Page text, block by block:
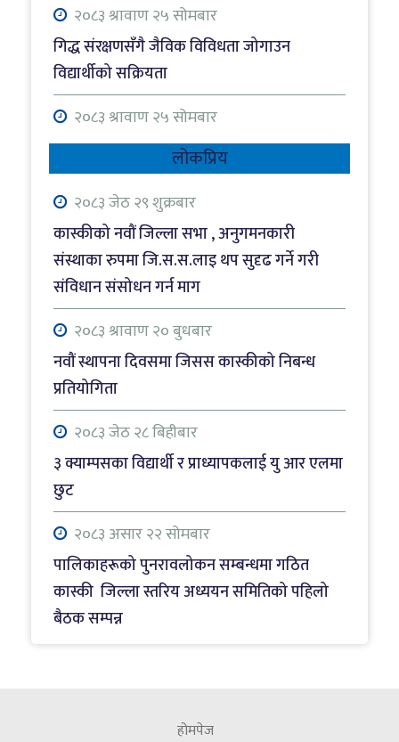
२०८३ श्रावाण २५ सोमबार
गिद्ध संरक्षणसँगै जैविक विविधता जोगाउन
विद्यार्थीको सक्रियता
२०८३ श्रावाण २५ सोमबार
सोलुखुम्बुमा पहिरोका कारण ११ परिवार विस्थापित,
दुई वडा कार्यालय जोखिममा
२०८३ श्रावाण २५ सोमबार
चितवनमा बसको ठक्करबाट पैदलयात्रीको मृत्यु
२०८३ श्रावाण २५ सोमबार
पहिरोका कारण देशभरका ८ वटा राजमार्ग अवरुद्ध,
यातायात प्रभावित
२०८३ श्रावाण २२ शुक्रबार
पोखरामा बीवाइडीको पूर्ण थ्री–एस सुविधा
सञ्चालनमा, आधिकारिक सर्भिस सेन्टर उद्घाटन
लोकप्रिय
२०८३ जेठ २९ शुक्रबार
कास्कीको नवौं जिल्ला सभा , अनुगमनकारी
संस्थाका रुपमा जि.स.स.लाइ थप सुदृढ गर्ने गरी
संविधान संसोधन गर्न माग
२०८३ श्रावाण २० बुधबार
नवौं स्थापना दिवसमा जिसस कास्कीको निबन्ध
प्रतियोगिता
२०८३ जेठ २८ बिहीबार
३ क्याम्पसका विद्यार्थी र प्राध्यापकलाई यु आर एलमा
छुट
२०८३ असार २२ सोमबार
पालिकाहरूको पुनरावलोकन सम्बन्धमा गठित
कास्की जिल्ला स्तरिय अध्ययन समितिको पहिलो
बैठक सम्पन्न
कास्की जिल्ला स्तरिय अध्ययन समितिको सांसद र
होमपेज